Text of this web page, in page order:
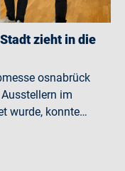
zieht in die
osnabrück
im
wurde, konnte…